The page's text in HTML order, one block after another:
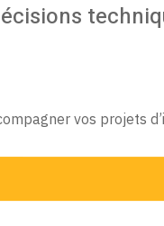
vos projets